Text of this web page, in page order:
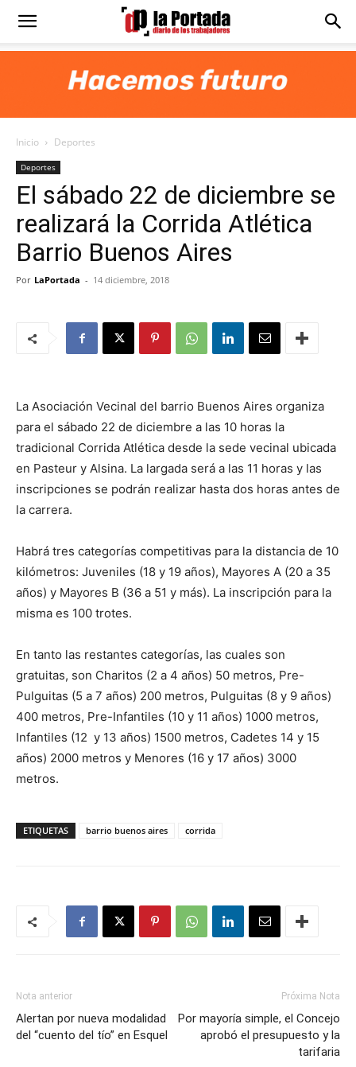
Diario
Portada
Inicio Deportes
Deportes
El sábado 22 de diciembre se
realizará la Corrida Atlética
Barrio Buenos Aires
Por LaPortada - 14 diciembre, 2018
La Asociación Vecinal del barrio Buenos Aires organiza
para el sábado 22 de diciembre a las 10 horas la
tradicional Corrida Atlética desde la sede vecinal ubicada
en Pasteur y Alsina. La largada será a las 11 horas y las
inscripciones se podrán realizar hasta dos horas antes de
la carrera.
Habrá tres categorías competitivas para la distancia de 10
kilómetros: Juveniles (18 y 19 años), Mayores A (20 a 35
años) y Mayores B (36 a 51 y más). La inscripción para la
misma es 100 trotes.
En tanto las restantes categorías, las cuales son
gratuitas, son Charitos (2 a 4 años) 50 metros, Pre-
Pulguitas (5 a 7 años) 200 metros, Pulguitas (8 y 9 años)
400 metros, Pre-Infantiles (10 y 11 años) 1000 metros,
Infantiles (12 y 13 años) 1500 metros, Cadetes 14 y 15
años) 2000 metros y Menores (16 y 17 años) 3000
metros.
ETIQUETAS barrio buenos aires corrida
Nota anterior
Alertan por nueva modalidad
del “cuento del tío” en Esquel
Próxima Nota
Por mayoría simple, el Concejo
aprobó el presupuesto y la
tarifaria